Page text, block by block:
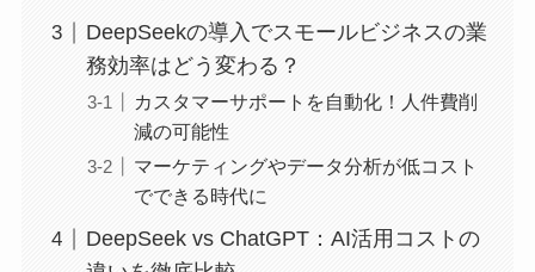
DeepSeekの導入でスモールビジネスの業
務効率はどう変わる？
カスタマーサポートを自動化！人件費削
減の可能性
マーケティングやデータ分析が低コスト
でできる時代に
DeepSeek vs ChatGPT：AI活用コストの